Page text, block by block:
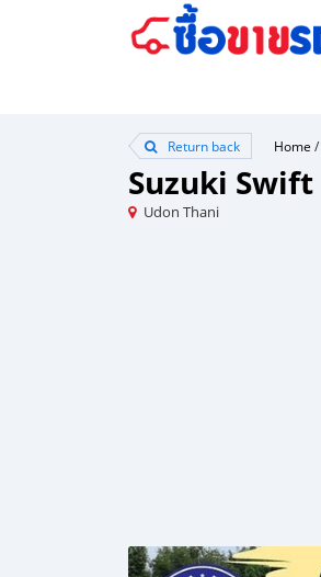
Return back Home /
Suzuki Swift
Udon Thani